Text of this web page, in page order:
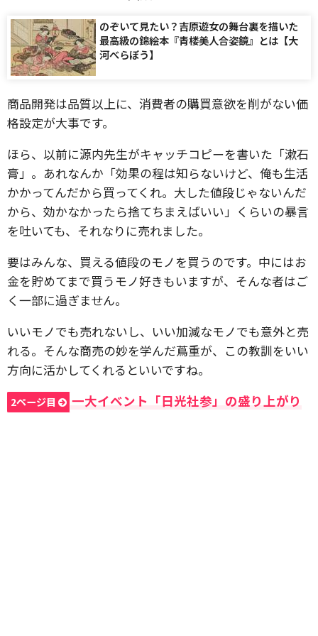
のぞいて見たい？吉原遊女の舞台裏を描いた
最高級の錦絵本『青楼美人合姿鏡』とは【大
河べらぼう】
商品開発は品質以上に、消費者の購買意欲を削がない価
格設定が大事です。
ほら、以前に源内先生がキャッチコピーを書いた「漱石
膏」。あれなんか「効果の程は知らないけど、俺も生活
かかってんだから買ってくれ。大した値段じゃないんだ
から、効かなかったら捨てちまえばいい」くらいの暴言
を吐いても、それなりに売れました。
要はみんな、買える値段のモノを買うのです。中にはお
金を貯めてまで買うモノ好きもいますが、そんな者はご
く一部に過ぎません。
いいモノでも売れないし、いい加減なモノでも意外と売
れる。そんな商売の妙を学んだ蔦重が、この教訓をいい
方向に活かしてくれるといいですね。
2ページ目 一大イベント「日光社参」の盛り上がり